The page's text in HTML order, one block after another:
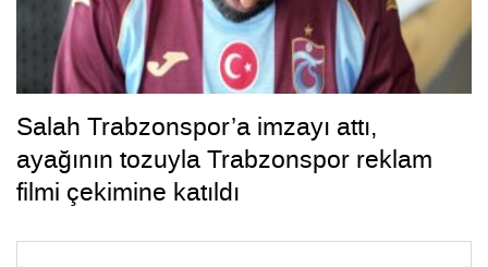
Salah Trabzonspor’a imzayı attı,
ayağının tozuyla Trabzonspor reklam
filmi çekimine katıldı